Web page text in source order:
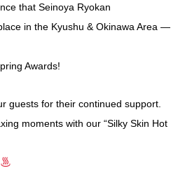
that Seinoya Ryokan
in the Kyushu & Okinawa Area —
Awards!
guests for their continued support.
moments with our “Silky Skin Hot